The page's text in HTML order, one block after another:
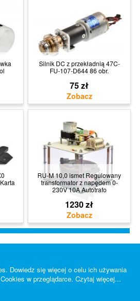
Silnik DC z przekładnią 47C-
FU-107-D644 86 obr.
75 zł
RU-M 10,0 ismet Regulowany
transformator z napędem 0-
230V 10A Autotrafo
1230 zł
Dowiedz się więcej o celu ich używania
w przeglądarce. Czytaj więcej...